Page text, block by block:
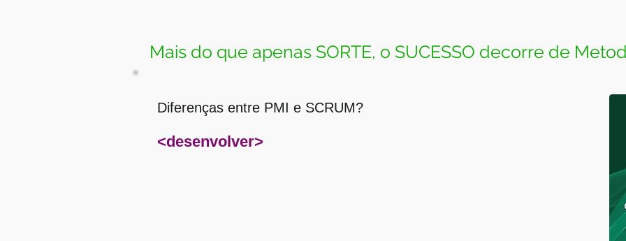
Diferenças entre PMI e SCRUM?
<desenvolver>
Mais do que apenas SORTE, o SUCESSO decorre de